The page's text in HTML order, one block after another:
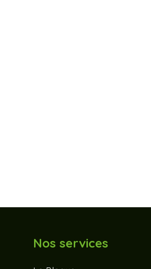
Nos services